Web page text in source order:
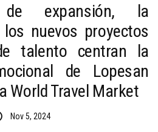
expansión, la
nuevos proyectos
talento centran la
de Lopesan
World Travel Market
Nov 5, 2024